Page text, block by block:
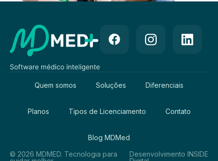
Quem somos Soluções Diferenciais
Planos Tipos de Licenciamento Contato
Blog MDMed
© 2026 MDMED. Tecnologia para
Desenvolvimento INSIDE